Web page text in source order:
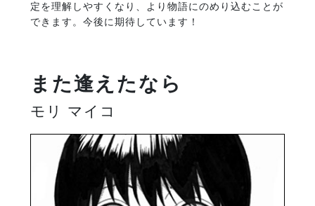
定を理解しやすくなり、より物語にのめり込むことが
できます。今後に期待しています！
また逢えたなら
モリ マイコ